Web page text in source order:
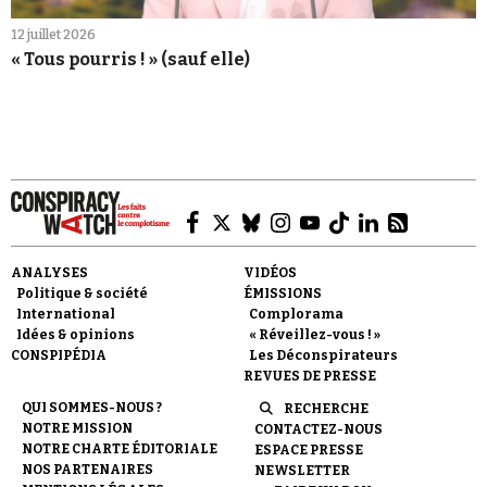
12 juillet 2026
« Tous pourris ! » (sauf elle)
ANALYSES
Politique & société
International
Idées & opinions
CONSPIPÉDIA
VIDÉOS
ÉMISSIONS
Complorama
« Réveillez-vous ! »
Les Déconspirateurs
REVUES DE PRESSE
QUI SOMMES-NOUS ?
NOTRE MISSION
NOTRE CHARTE ÉDITORIALE
NOS PARTENAIRES
RECHERCHE
CONTACTEZ-NOUS
ESPACE PRESSE
NEWSLETTER